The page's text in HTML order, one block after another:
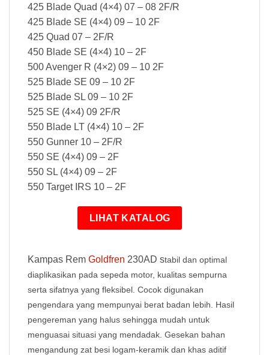
425 Blade Quad (4×4) 07 – 08 2F/R
425 Blade SE (4×4) 09 – 10 2F
425 Quad 07 – 2F/R
450 Blade SE (4×4) 10 – 2F
500 Avenger R (4×2) 09 – 10 2F
525 Blade SE 09 – 10 2F
525 Blade SL 09 – 10 2F
525 SE (4×4) 09 2F/R
550 Blade LT (4×4) 10 – 2F
550 Gunner 10 – 2F/R
550 SE (4×4) 09 – 2F
550 SL (4×4) 09 – 2F
550 Target IRS 10 – 2F
LIHAT KATALOG
Kampas Rem Goldfren 230AD stabil dan optimal
diaplikasikan pada sepeda motor, kualitas sempurna
serta sifatnya yang fleksibel. Cocok digunakan
pengendara yang mempunyai berat badan lebih. Hasil
pengereman yang halus sehingga mudah untuk
menguasai situasi yang mendadak. Gesekan bahan
mengandung zat besi logam-keramik dan khas aditif